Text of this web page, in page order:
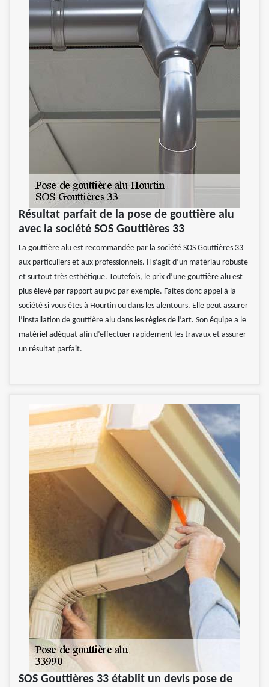
Résultat parfait de la pose de gouttière alu
avec la société SOS Gouttières 33
La gouttière alu est recommandée par la société SOS Gouttières 33
aux particuliers et aux professionnels. Il s’agit d’un matériau robuste
et surtout très esthétique. Toutefois, le prix d’une gouttière alu est
plus élevé par rapport au pvc par exemple. Faites donc appel à la
société si vous êtes à Hourtin ou dans les alentours. Elle peut assurer
l’installation de gouttière alu dans les règles de l’art. Son équipe a le
matériel adéquat afin d’effectuer rapidement les travaux et assurer
un résultat parfait.
SOS Gouttières 33 établit un devis pose de